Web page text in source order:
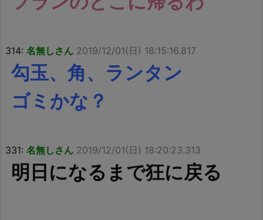
314: 名無しさん 2019/12/01(日) 18:15:16.817
勾玉、角、ランタン
ゴミかな？
331: 名無しさん 2019/12/01(日) 18:20:23.313
明日になるまで狂に戻る